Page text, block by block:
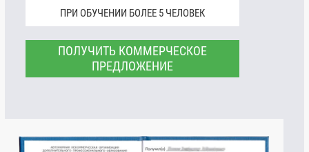
ПРИ ОБУЧЕНИИ БОЛЕЕ 5 ЧЕЛОВЕК
ПОЛУЧИТЬ КОММЕРЧЕСКОЕ
ПРЕДЛОЖЕНИЕ